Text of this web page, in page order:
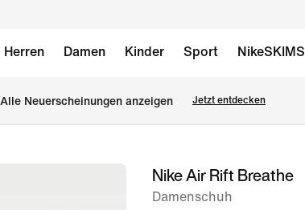
Herren Damen Kinder Sport NikeSKIMS
Alle Neuerscheinungen anzeigen Jetzt entdecken
Bild 1Nike Air Rift Breathe
Damenschuh